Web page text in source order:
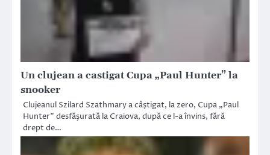
Un clujean a castigat Cupa „Paul Hunter” la
snooker
Clujeanul Szilard Szathmary a câştigat, la zero, Cupa „Paul
Hunter” desfăşurată la Craiova, după ce l-a învins, fără
drept de…